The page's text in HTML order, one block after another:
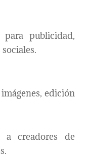
publicidad,
edición
a creadores de